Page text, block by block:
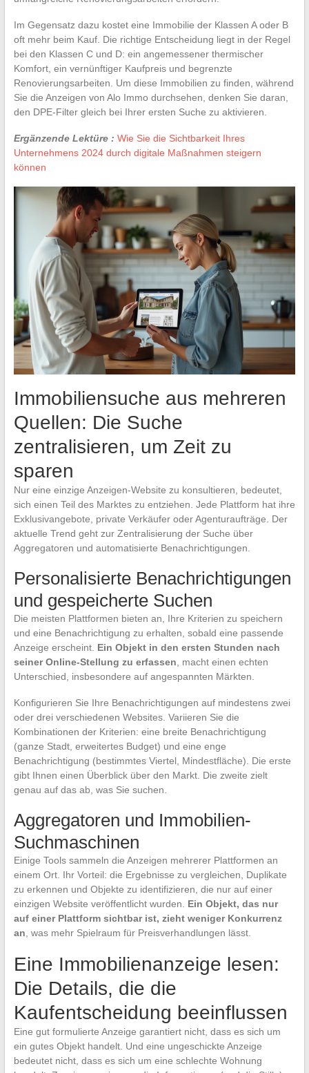
Im Gegensatz dazu kostet eine Immobilie der Klassen A oder B
oft mehr beim Kauf. Die richtige Entscheidung liegt in der Regel
bei den Klassen C und D: ein angemessener thermischer
Komfort, ein vernünftiger Kaufpreis und begrenzte
Renovierungsarbeiten. Um diese Immobilien zu finden, während
Sie die Anzeigen von Alo Immo durchsehen, denken Sie daran,
den DPE-Filter gleich bei Ihrer ersten Suche zu aktivieren.
Ergänzende Lektüre : Wie Sie die Sichtbarkeit Ihres
Unternehmens 2024 durch digitale Maßnahmen steigern
können
Immobiliensuche aus mehreren
Quellen: Die Suche
zentralisieren, um Zeit zu
sparen
Nur eine einzige Anzeigen-Website zu konsultieren, bedeutet,
sich einen Teil des Marktes zu entziehen. Jede Plattform hat ihre
Exklusivangebote, private Verkäufer oder Agenturaufträge. Der
aktuelle Trend geht zur Zentralisierung der Suche über
Aggregatoren und automatisierte Benachrichtigungen.
Personalisierte Benachrichtigungen
und gespeicherte Suchen
Die meisten Plattformen bieten an, Ihre Kriterien zu speichern
und eine Benachrichtigung zu erhalten, sobald eine passende
Anzeige erscheint. Ein Objekt in den ersten Stunden nach
seiner Online-Stellung zu erfassen , macht einen echten
Unterschied, insbesondere auf angespannten Märkten.
Konfigurieren Sie Ihre Benachrichtigungen auf mindestens zwei
oder drei verschiedenen Websites. Variieren Sie die
Kombinationen der Kriterien: eine breite Benachrichtigung
(ganze Stadt, erweitertes Budget) und eine enge
Benachrichtigung (bestimmtes Viertel, Mindestfläche). Die erste
gibt Ihnen einen Überblick über den Markt. Die zweite zielt
genau auf das ab, was Sie suchen.
Aggregatoren und Immobilien-
Suchmaschinen
Einige Tools sammeln die Anzeigen mehrerer Plattformen an
einem Ort. Ihr Vorteil: die Ergebnisse zu vergleichen, Duplikate
zu erkennen und Objekte zu identifizieren, die nur auf einer
einzigen Website veröffentlicht wurden. Ein Objekt, das nur
auf einer Plattform sichtbar ist, zieht weniger Konkurrenz
an , was mehr Spielraum für Preisverhandlungen lässt.
Eine Immobilienanzeige lesen:
Die Details, die die
Kaufentscheidung beeinflussen
Eine gut formulierte Anzeige garantiert nicht, dass es sich um
ein gutes Objekt handelt. Und eine ungeschickte Anzeige
bedeutet nicht, dass es sich um eine schlechte Wohnung